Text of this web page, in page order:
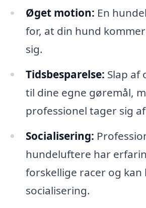
Øget motion: En
for, at din hund
sig.
Tidsbesparelse: Slap af
til dine egne gøremål,
professionel tager sig
Socialisering:
hundeluftere har
forskellige racer og
socialisering.